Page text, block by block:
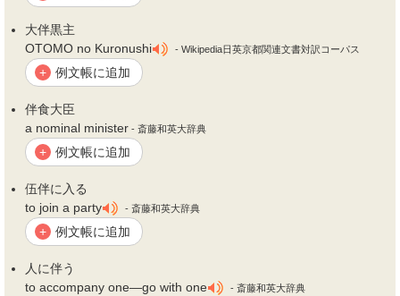
大伴黒主
OTOMO no Kuronushi
- Wikipedia日英京都関連文書対訳コーパス
+ 例文帳に追加
伴食大臣
a nominal minister - 斎藤和英大辞典
+ 例文帳に追加
伍伴に入る
to join a party
- 斎藤和英大辞典
+ 例文帳に追加
人に伴う
to accompany one―go with one
- 斎藤和英大辞典